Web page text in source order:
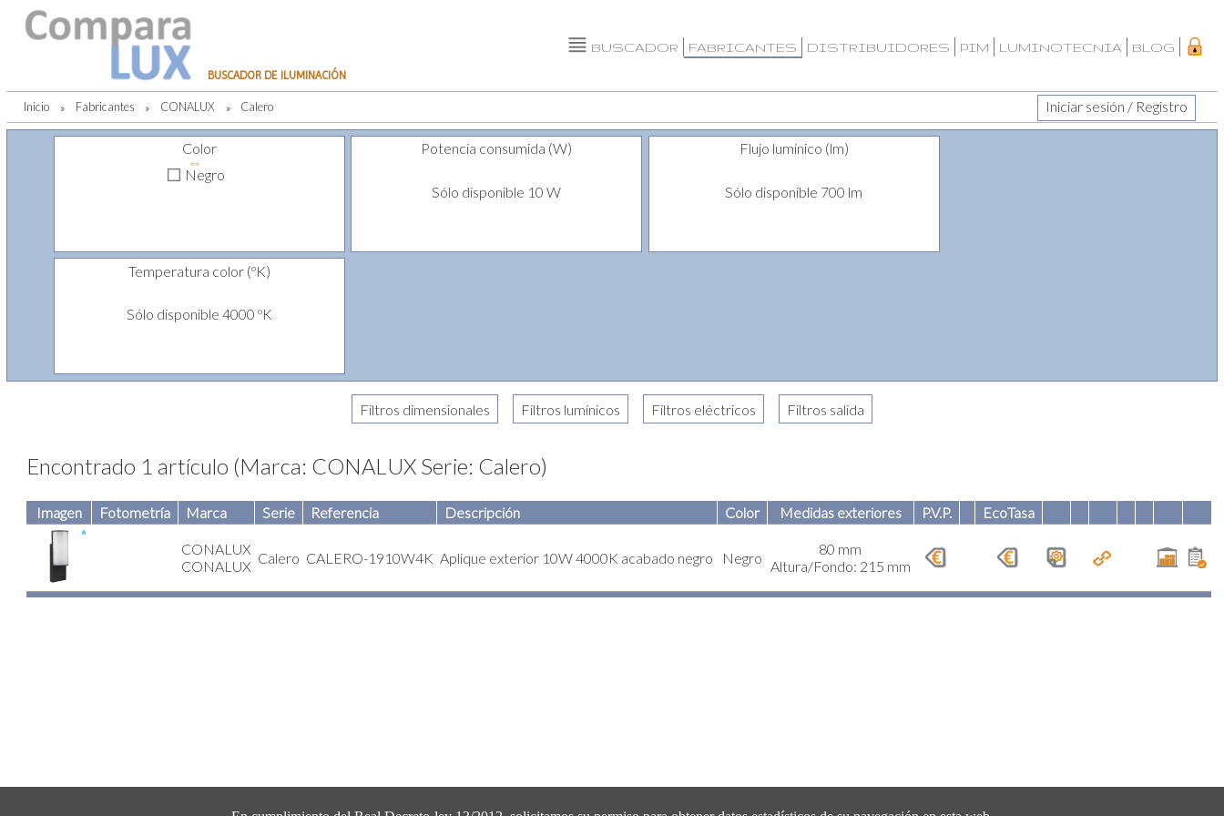
BUSCADOR DE ILUMINACIÓN
BUSCADOR FABRICANTES DISTRIBUIDORES PIM LUMINOTECNIA BLOG
Inicio » Fabricantes » CONALUX » Calero Iniciar sesión / Registro
Color
⇔
Negro
Potencia consumida (W)
Sólo disponible 10 W
Flujo lumínico (lm)
Sólo disponible 700 lm
Temperatura color (ºK)
Sólo disponible 4000 ºK
Encontrado 1 artículo (Marca: CONALUX Serie: Calero)
Imagen Fotometría Marca Serie Referencia Descripción Color Medidas exteriores P.V.P. EcoTasa
CONALUX
CONALUX Calero CALERO-1910W4K Aplique exterior 10W 4000K acabado negro Negro
80 mm
Altura/Fondo: 215 mm